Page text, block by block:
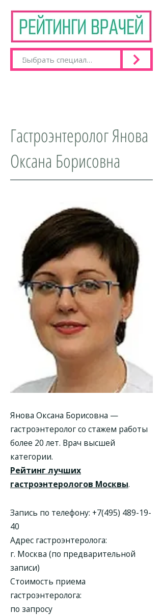
Гастроэнтеролог Янова
Оксана Борисовна
Янова Оксана Борисовна —
гастроэнтеролог со стажем работы
более 20 лет. Врач высшей
категории.
Рейтинг лучших
гастроэнтерологов Москвы.
Запись по телефону: +7(495) 489-19-
40
Адрес гастроэнтеролога:
г. Москва (по предварительной
записи)
Стоимость приема
гастроэнтеролога:
по запросу